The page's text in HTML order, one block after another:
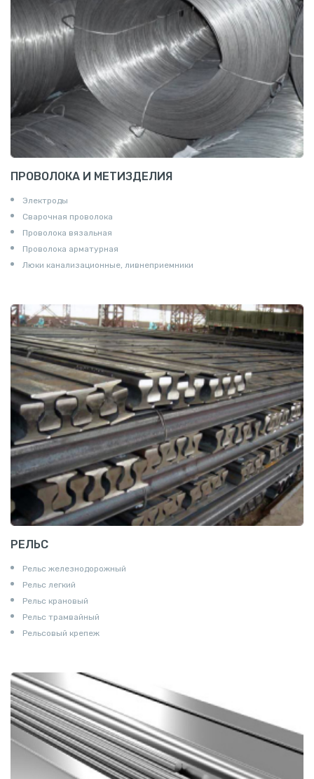
ПРОВОЛОКА И МЕТИЗДЕЛИЯ
Электроды
Сварочная проволока
Проволока вязальная
Проволока арматурная
Люки канализационные, ливнеприемники
РЕЛЬС
Рельс железнодорожный
Рельс легкий
Рельс крановый
Рельс трамвайный
Рельсовый крепеж